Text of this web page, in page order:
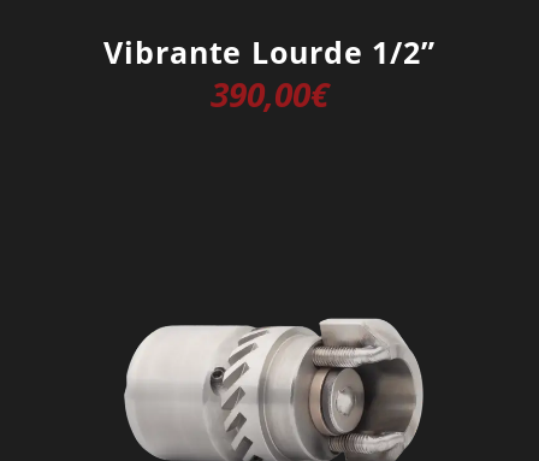
Vibrante Lourde 1/2”
390,00€